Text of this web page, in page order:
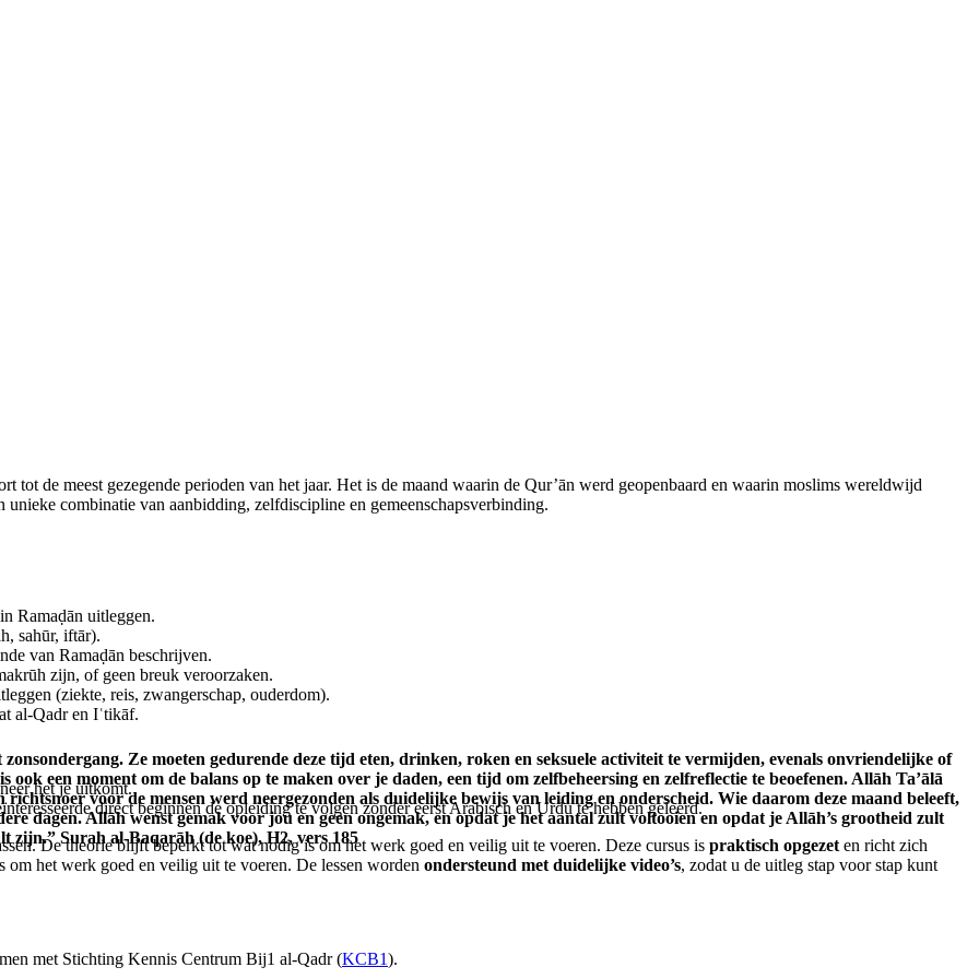
tot de meest gezegende perioden van het jaar. Het is de maand waarin de Qur’ān werd geopenbaard en waarin moslims wereldwijd
combinatie van aanbidding, zelfdiscipline en gemeenschapsverbinding.
Ramaḍān uitleggen.
sahūr, iftār).
van Ramaḍān beschrijven.
zijn, of geen breuk veroorzaken.
(ziekte, reis, zwangerschap, ouderdom).
al‑Qadr en Iʿtikāf.
het je uitkomt.
direct beginnen de opleiding te volgen zonder eerst Arabisch en Urdu te hebben geleerd.
De theorie blijft beperkt tot wat nodig is om het werk goed en veilig uit te voeren. Deze cursus is praktisch opgezet en richt zich
het werk goed en veilig uit te voeren. De lessen worden ondersteund met duidelijke video’s, zodat u de uitleg stap voor stap kunt
met Stichting Kennis Centrum Bij1 al-Qadr (KCB1).
Ze moeten gedurende deze tijd eten, drinken, roken en seksuele activiteit te vermijden, evenals onvriendelijke of
een moment om de balans op te maken over je daden, een tijd om zelfbeheersing en zelfreflectie te beoefenen. Allāh Ta’ālā
voor de mensen werd neergezonden als duidelijke bewijs van leiding en onderscheid. Wie daarom deze maand beleeft,
dagen. Allāh wenst gemak voor jou en geen ongemak, en opdat je het aantal zult voltooien en opdat je Allāh’s grootheid zult
zijn.” Surah al-Baqarāh (de koe), H2, vers 185